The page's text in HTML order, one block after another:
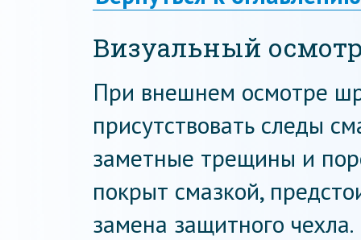
Визуальный
При внешнем осмотре
присутствовать следы
заметные трещины и
покрыт смазкой,
замена защитного чехла.